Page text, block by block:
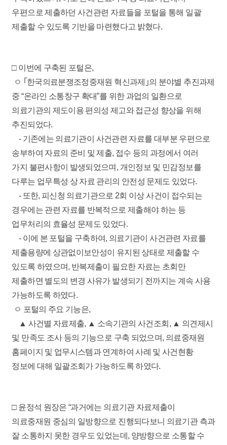
우편으로 제출하던 사건관련 자료들을 포털을 통해 일괄
제출할 수 있도록 기반을 마련했다고 밝혔다.
□ 이번에 구축된 포털은,
ㅇ ｢한국의료분쟁조정중재원 혁신과제｣의 분야별 추진과제
중 “온라인 소통창구 확대”를 위한 과업의 일환으로
의료기관의 제도이용 편의성 제고와 접근성 향상을 위해
추진되었다.
- 기존에는 의료기관이 사건관련 자료를 대부분 우편으로
송부하여 자료의 준비 및 제출, 접수 등의 과정에서 여러
가지 불편사항이 발생되었으며, 개인정보 및 민감정보를
다루는 업무특성 상 자료 관리의 안전성 문제도 있었다.
- 또한, 피신청 의료기관으로 2회 이상 사건이 접수되는
경우에는 관련 자료를 반복적으로 제출해야 하는 등
업무처리의 효율성 문제도 있었다.
- 이에 본 포털을 구축하여, 의료기관이 사건관련 자료를
제출용량에 상관없이보안성이 유지된 상태로 제출할 수
있도록 하였으며, 반복제출이 필요한 자료는 초회만
제출하면 별도의 변경 사유가 발생되기 전까지는 계속 사용
가능하도록 하였다.
ㅇ 포털의 주요 기능은,
▲ 사건별 자료제출, ▲ 소속기관의 사건조회, ▲ 의견제시
및 만족도 조사 등의 기능으로 구축 되었으며, 의료중재원
홈페이지 및 업무시스템과 연계하여 사례 및 사건현황
정보에 대해 일괄조회가 가능하도록 하였다.
□윤정석 원장은 “과거에는 의료기관 자료제출이
의료중재원 중심의 일방향으로 진행되다보니 의료기관 측과
잘 소통하지 못한 경우도 있었는데, 양방향으로 소통할 수